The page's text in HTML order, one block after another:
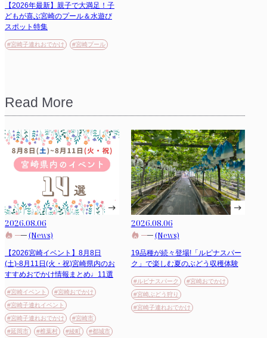
【2026年最新】親子で大満足！子
どもが喜ぶ宮崎のプール＆水遊び
スポット特集
#宮崎子連れおでかけ #宮崎プール
Read More
2026.08.06
(News)
【2026宮崎イベント】8月8日
(土)-8月11日(火・祝)宮崎県内のお
すすめおでかけ情報まとめ♩11選
#宮崎イベント
#宮崎おでかけ
#宮崎子連れイベント
#宮崎子連れおでかけ
#宮崎市
#延岡市
#椎葉村 #綾町 #都城市
2026.08.06
(News)
19品種が続々登場!「ルピナスパー
ク」で楽しむ夏のぶどう収穫体験
#ルピナスパーク
#宮崎おでかけ
#宮崎ぶどう狩り
#宮崎子連れおでかけ